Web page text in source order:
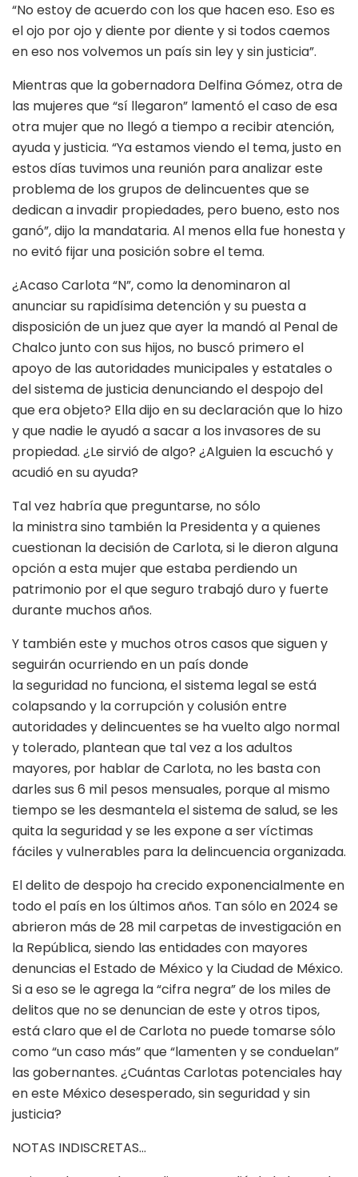
“No estoy de acuerdo con los que hacen eso. Eso es
el ojo por ojo y diente por diente y si todos caemos
en eso nos volvemos un país sin ley y sin justicia”.
Mientras que la gobernadora Delfina Gómez, otra de
las mujeres que “sí llegaron” lamentó el caso de esa
otra mujer que no llegó a tiempo a recibir atención,
ayuda y justicia. “Ya estamos viendo el tema, justo en
estos días tuvimos una reunión para analizar este
problema de los grupos de delincuentes que se
dedican a invadir propiedades, pero bueno, esto nos
ganó”, dijo la mandataria. Al menos ella fue honesta y
no evitó fijar una posición sobre el tema.
¿Acaso Carlota “N”, como la denominaron al
anunciar su rapidísima detención y su puesta a
disposición de un juez que ayer la mandó al Penal de
Chalco junto con sus hijos, no buscó primero el
apoyo de las autoridades municipales y estatales o
del sistema de justicia denunciando el despojo del
que era objeto? Ella dijo en su declaración que lo hizo
y que nadie le ayudó a sacar a los invasores de su
propiedad. ¿Le sirvió de algo? ¿Alguien la escuchó y
acudió en su ayuda?
Tal vez habría que preguntarse, no sólo
la ministra sino también la Presidenta y a quienes
cuestionan la decisión de Carlota, si le dieron alguna
opción a esta mujer que estaba perdiendo un
patrimonio por el que seguro trabajó duro y fuerte
durante muchos años.
Y también este y muchos otros casos que siguen y
seguirán ocurriendo en un país donde
la seguridad no funciona, el sistema legal se está
colapsando y la corrupción y colusión entre
autoridades y delincuentes se ha vuelto algo normal
y tolerado, plantean que tal vez a los adultos
mayores, por hablar de Carlota, no les basta con
darles sus 6 mil pesos mensuales, porque al mismo
tiempo se les desmantela el sistema de salud, se les
quita la seguridad y se les expone a ser víctimas
fáciles y vulnerables para la delincuencia organizada.
El delito de despojo ha crecido exponencialmente en
todo el país en los últimos años. Tan sólo en 2024 se
abrieron más de 28 mil carpetas de investigación en
la República, siendo las entidades con mayores
denuncias el Estado de México y la Ciudad de México.
Si a eso se le agrega la “cifra negra” de los miles de
delitos que no se denuncian de este y otros tipos,
está claro que el de Carlota no puede tomarse sólo
como “un caso más” que “lamenten y se conduelan”
las gobernantes. ¿Cuántas Carlotas potenciales hay
en este México desesperado, sin seguridad y sin
justicia?
NOTAS INDISCRETAS…